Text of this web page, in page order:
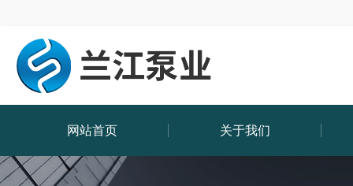
网站首页 关于我们